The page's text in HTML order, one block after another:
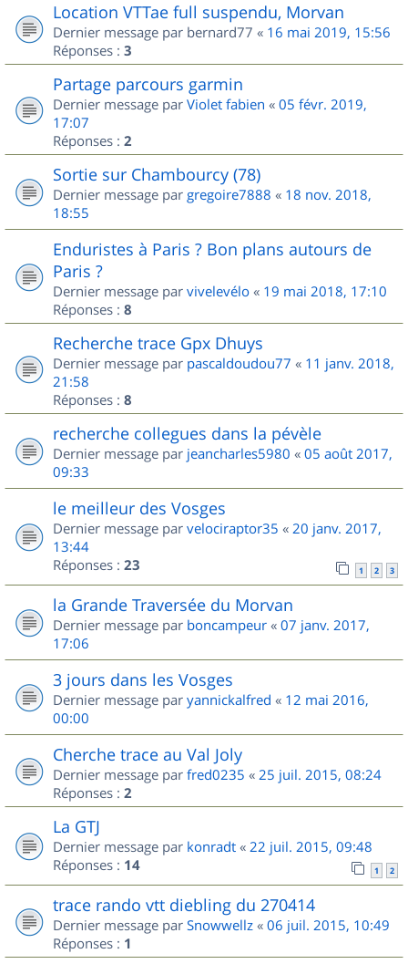
Location VTTae full suspendu, Morvan
Dernier message par bernard77 « 16 mai 2019, 15:56
Réponses : 3
Partage parcours garmin
Dernier message par Violet fabien « 05 févr. 2019,
17:07
Réponses : 2
Sortie sur Chambourcy (78)
Dernier message par gregoire7888 « 18 nov. 2018,
18:55
Enduristes à Paris ? Bon plans autours de
Paris ?
Dernier message par vivelevélo « 19 mai 2018, 17:10
Réponses : 8
Recherche trace Gpx Dhuys
Dernier message par pascaldoudou77 « 11 janv. 2018,
21:58
Réponses : 8
recherche collegues dans la pévèle
Dernier message par jeancharles5980 « 05 août 2017,
09:33
le meilleur des Vosges
Dernier message par velociraptor35 « 20 janv. 2017,
13:44
Réponses : 23 1 2 3
la Grande Traversée du Morvan
Dernier message par boncampeur « 07 janv. 2017,
17:06
3 jours dans les Vosges
Dernier message par yannickalfred « 12 mai 2016,
00:00
Cherche trace au Val Joly
Dernier message par fred0235 « 25 juil. 2015, 08:24
Réponses : 2
La GTJ
Dernier message par konradt « 22 juil. 2015, 09:48
Réponses : 14 1 2
trace rando vtt diebling du 270414
Dernier message par Snowwellz « 06 juil. 2015, 10:49
Réponses : 1